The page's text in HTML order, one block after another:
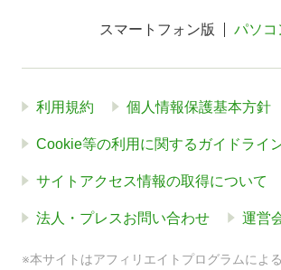
スマートフォン版 パソコ
利用規約 個人情報保護基本方針
Cookie等の利用に関するガイドライ
サイトアクセス情報の取得について
法人・プレスお問い合わせ 運営
※本サイトはアフィリエイトプログラムによ